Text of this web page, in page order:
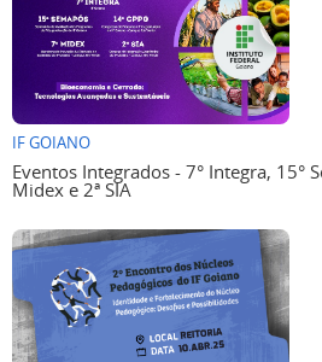
IF GOIANO
Eventos Integrados - 7° Integra, 15°
Midex e 2ª SIA